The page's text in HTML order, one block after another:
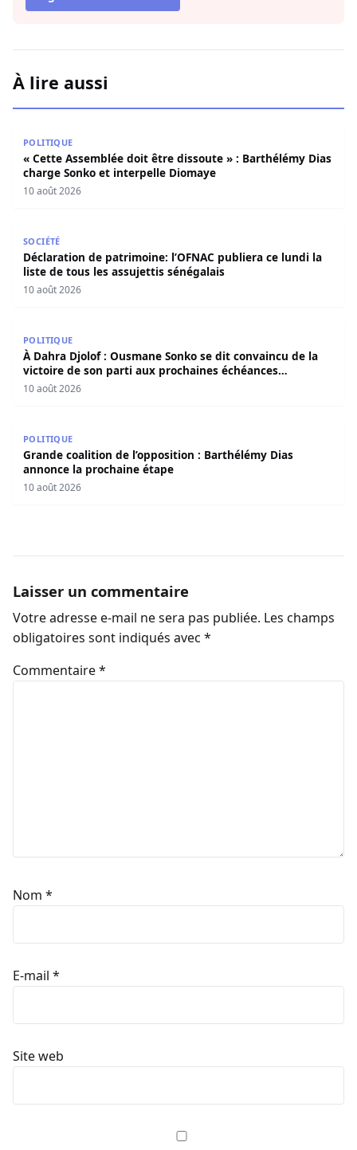
À lire aussi
POLITIQUE
« Cette Assemblée doit être dissoute » : Barthélémy Dias
charge Sonko et interpelle Diomaye
10 août 2026
SOCIÉTÉ
Déclaration de patrimoine: l’OFNAC publiera ce lundi la
liste de tous les assujettis sénégalais
10 août 2026
POLITIQUE
À Dahra Djolof : Ousmane Sonko se dit convaincu de la
victoire de son parti aux prochaines échéances
électorales.
10 août 2026
POLITIQUE
Grande coalition de l’opposition : Barthélémy Dias
annonce la prochaine étape
10 août 2026
Laisser un commentaire
Votre adresse e-mail ne sera pas publiée. Les champs
obligatoires sont indiqués avec *
Commentaire*
Nom *
E-mail *
Site web